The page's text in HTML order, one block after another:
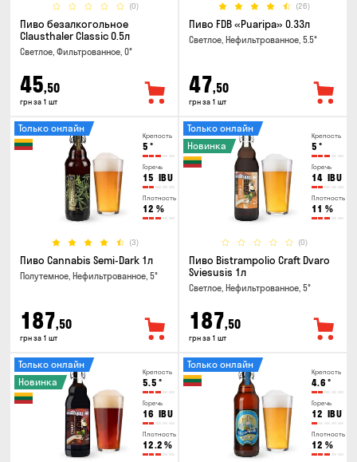
(0)
Пиво безалкогольное
Clausthaler Classic 0.5л
Светлое, Фильтрованное, 0°
45,50
грн за 1 шт
(26)
Пиво FDB «Puaripa» 0.33л
Светлое, Нефильтрованное, 5.5°
47,50
грн за 1 шт
Крепость
5 °
Горечь
15 IBU
Плотность
12 %
(3)
Только онлайн
Пиво Cannabis Semi-Dark 1л
Полутемное, Нефильтрованное, 5°
187,50
грн за 1 шт
Крепость
5 °
Горечь
14 IBU
Плотность
11 %
(0)
Только онлайн
Новинка
Пиво Bistrampolio Craft Dvaro
Sviesusis 1л
Светлое, Нефильтрованное, 5°
187,50
грн за 1 шт
Крепость
5.5 °
Горечь
16 IBU
Плотность
12.2 %
Только онлайн
Новинка
Крепость
4.6 °
Горечь
12 IBU
Плотность
12 %
Только онлайн